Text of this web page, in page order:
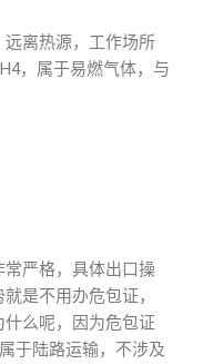
离热源，工作场所
，属于易燃气体，与
严格，具体出口操
是不用办危包证，
么呢，因为危包证
于陆路运输，不涉及